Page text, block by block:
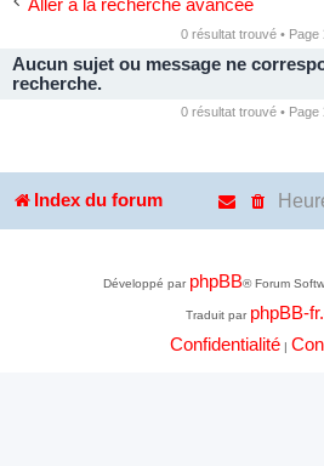
Aller à la recherche avancée
0 résultat trouvé • Page
Aucun sujet ou message ne
recherche.
0 résultat trouvé • Page
Index du forum
Développé par phpBB® Forum
Traduit par phpBB-
Confidentialité|